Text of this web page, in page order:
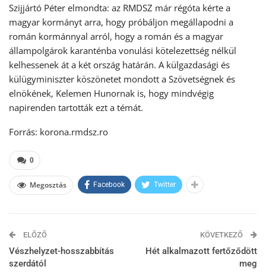
Szijjártó Péter elmondta: az RMDSZ már régóta kérte a
magyar kormányt arra, hogy próbáljon megállapodni a
román kormánnyal arról, hogy a román és a magyar
állampolgárok karanténba vonulási kötelezettség nélkül
kelhessenek át a két ország határán. A külgazdasági és
külügyminiszter köszönetet mondott a Szövetségnek és
elnökének, Kelemen Hunornak is, hogy mindvégig
napirenden tartották ezt a témát.
Forrás: korona.rmdsz.ro
0
Megosztás Facebook Twitter
ELŐZŐ
Vészhelyzet-hosszabbítás
szerdától
KÖVETKEZŐ
Hét alkalmazott fertőződött
meg